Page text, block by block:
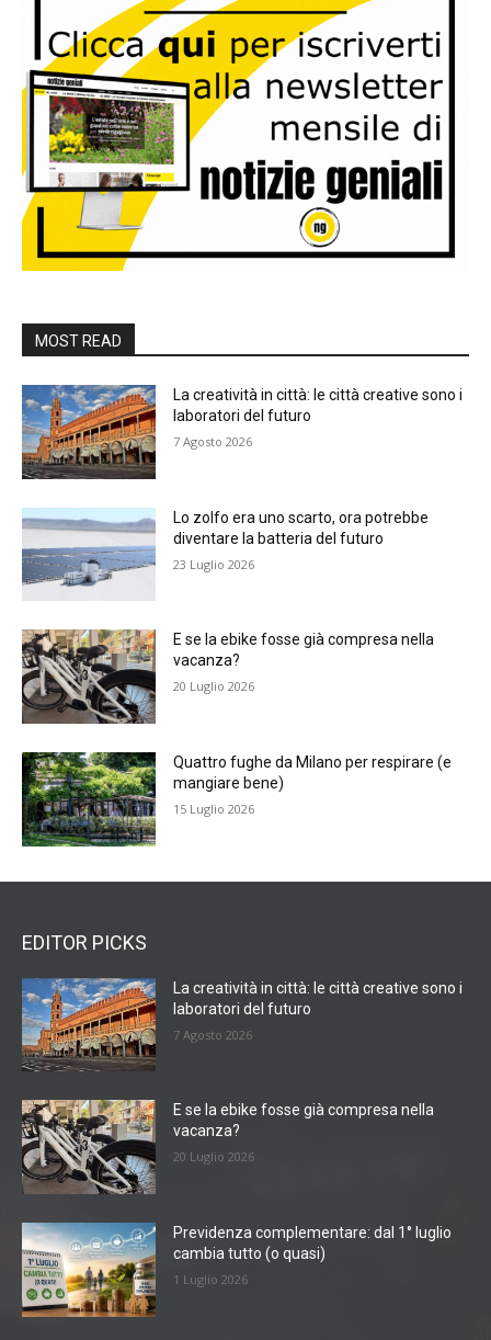
MOST READ
La creatività in città: le città creative sono i
laboratori del futuro
7 Agosto 2026
Lo zolfo era uno scarto, ora potrebbe
diventare la batteria del futuro
23 Luglio 2026
E se la ebike fosse già compresa nella
vacanza?
20 Luglio 2026
Quattro fughe da Milano per respirare (e
mangiare bene)
15 Luglio 2026
EDITOR PICKS
La creatività in città: le città creative sono i
laboratori del futuro
7 Agosto 2026
E se la ebike fosse già compresa nella
vacanza?
20 Luglio 2026
Previdenza complementare: dal 1° luglio
cambia tutto (o quasi)
1 Luglio 2026